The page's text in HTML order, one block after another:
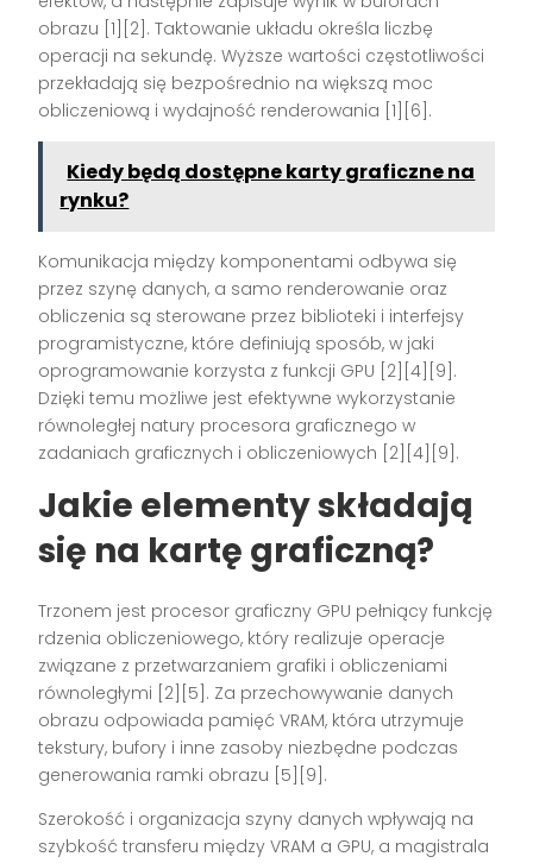
obrazu [1][2]. Taktowanie układu określa liczbę
operacji na sekundę. Wyższe wartości częstotliwości
przekładają się bezpośrednio na większą moc
obliczeniową i wydajność renderowania [1][6].
Kiedy będą dostępne karty graficzne na
rynku?
Komunikacja między komponentami odbywa się
przez szynę danych, a samo renderowanie oraz
obliczenia są sterowane przez biblioteki i interfejsy
programistyczne, które definiują sposób, w jaki
oprogramowanie korzysta z funkcji GPU [2][4][9].
Dzięki temu możliwe jest efektywne wykorzystanie
równoległej natury procesora graficznego w
zadaniach graficznych i obliczeniowych [2][4][9].
Jakie elementy składają
się na kartę graficzną?
Trzonem jest procesor graficzny GPU pełniący funkcję
rdzenia obliczeniowego, który realizuje operacje
związane z przetwarzaniem grafiki i obliczeniami
równoległymi [2][5]. Za przechowywanie danych
obrazu odpowiada pamięć VRAM, która utrzymuje
tekstury, bufory i inne zasoby niezbędne podczas
generowania ramki obrazu [5][9].
Szerokość i organizacja szyny danych wpływają na
szybkość transferu między VRAM a GPU, a magistrala